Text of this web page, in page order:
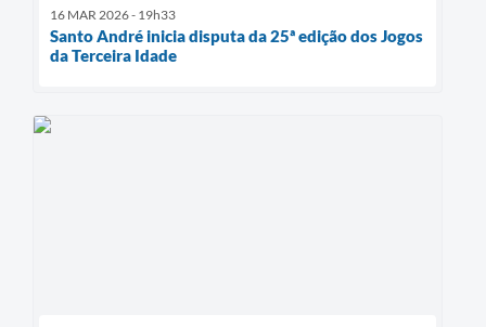
16 MAR 2026 - 19h33
Santo André inicia disputa da 25ª edição dos Jogos
da Terceira Idade